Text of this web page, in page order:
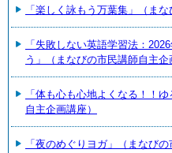
「楽しく詠もう万葉集」（ま
「失敗しない英語学習法：
う」（まなびの市民講師自主企
「体も心も心地よくなる！！
自主企画講座）
「夜のめぐりヨガ」（まなび